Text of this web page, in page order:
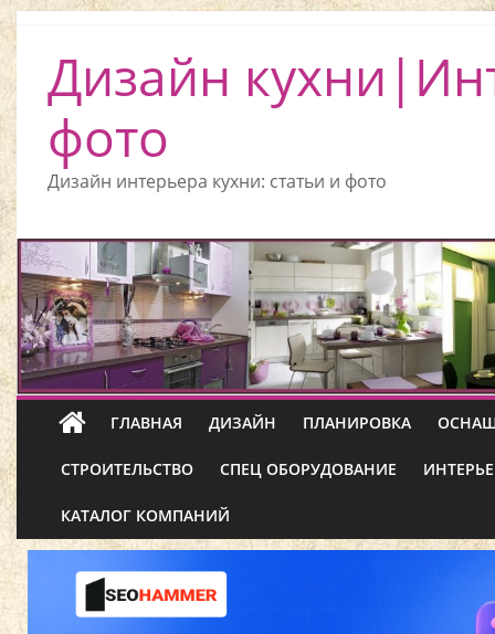
Дизайн
фото
Дизайн интерьера кухни: статьи и фото
ГЛАВНАЯ ДИЗАЙН ПЛАНИРОВКА
СТРОИТЕЛЬСТВО СПЕЦ ОБОРУДОВАНИЕ
КАТАЛОГ КОМПАНИЙ